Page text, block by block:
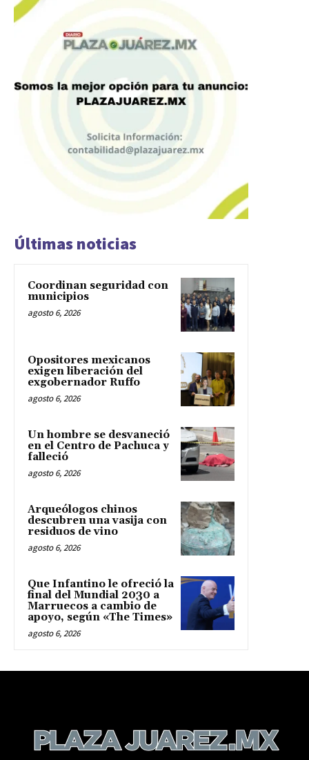
Últimas noticias
Coordinan seguridad con
municipios
agosto 6, 2026
Opositores mexicanos
exigen liberación del
exgobernador Ruffo
agosto 6, 2026
Un hombre se desvaneció
en el Centro de Pachuca y
falleció
agosto 6, 2026
Arqueólogos chinos
descubren una vasija con
residuos de vino
agosto 6, 2026
Que Infantino le ofreció la
final del Mundial 2030 a
Marruecos a cambio de
apoyo, según «The Times»
agosto 6, 2026